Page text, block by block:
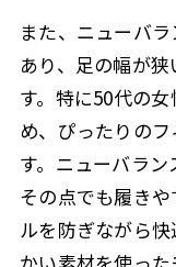
また、ニューバ
あり、足の幅が
す。特に50代の
め、ぴったりの
す。ニューバラン
その点でも履き
ルを防ぎながら